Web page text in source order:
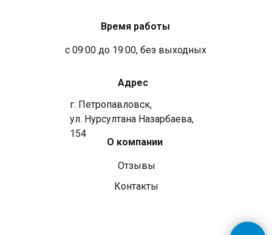
с 09:00 до 19:00, без выходных
Отзывы
Контакты
г. Петропавловск,
ул. Нурсултана Назарбаева,
154
О компании
Адрес
Время работы